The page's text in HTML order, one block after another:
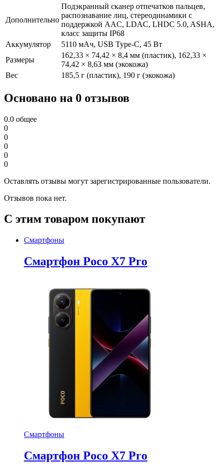
Дополнительно
Подэкранный сканер отпечатков пальцев,
распознавание лиц, стереодинамики с
поддержкой AAC, LDAC, LHDC 5.0, ASHA,
класс защиты IP68
Аккумулятор
5110 мАч, USB Type-C, 45 Вт
Размеры
162,33 × 74,42 × 8,4 мм (пластик), 162,33 ×
74,42 × 8,63 мм (экокожа)
Вес
185,5 г (пластик), 190 г (экокожа)
Основано на 0 отзывов
0.0 общее
0
0
0
0
0
Оставлять отзывы могут зарегистрированные пользователи.
Отзывов пока нет.
С этим товаром покупают
Смартфоны
Смартфон Poco X7 Pro
Смартфоны
Смартфон Poco X7 Pro